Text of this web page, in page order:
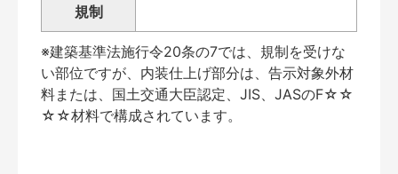
規制
※建築基準法施行令20条の7では、規制を受けな
い部位ですが、内装仕上げ部分は、告示対象外材
料または、国土交通大臣認定、JIS、JASのF☆☆
☆☆材料で構成されています。